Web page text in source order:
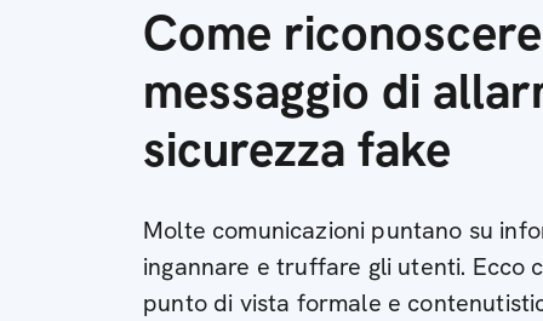
Come
messaggio di
sicurezza fake
Molte comunicazioni puntano su
ingannare e truffare gli utenti. Ecco
punto di vista formale e